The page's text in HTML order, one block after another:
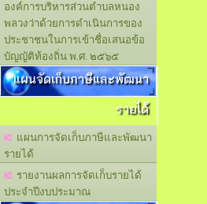
องค์การบริหารส่วนตำบลหนอง
พลวงว่าด้วยการดำเนินการของ
ประชาชนในการเข้าชื่อเสนอข้อ
บัญญัติท้องถิ่น พ.ศ. ๒๕๖๕
แผนจัดเก็บภาษีและพัฒนา
รายได้
แผนการจัดเก็บภาษีและพัฒนา
รายได้
รายงานผลการจัดเก็บรายได้
ประจำปีงบประมาณ